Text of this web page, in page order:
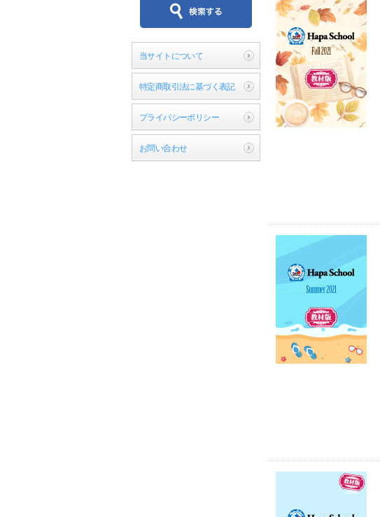
当サイトについて
特定商取引法に基づく表記
プライバシーポリシー
お問い合わせ